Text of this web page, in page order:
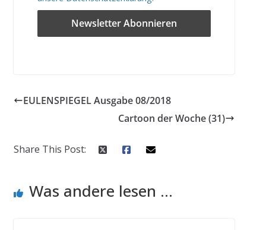
EULENSPIEGEL Ausgabe 08/2018
Cartoon der Woche (31)
Share This Post:
Was andere lesen ...